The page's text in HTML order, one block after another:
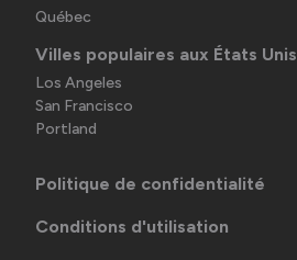
Québec
Villes populaires aux États Unis
Los Angeles
San Francisco
Portland
Politique de confidentialité
Conditions d'utilisation